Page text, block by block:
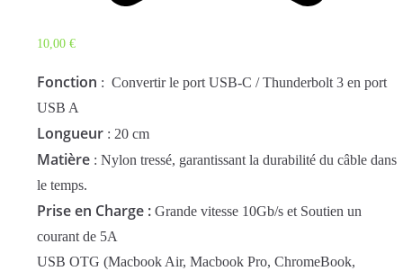
10,00 €
Fonction : Convertir le port USB-C / Thunderbolt 3 en port
USB A
Longueur : 20 cm
Matière : Nylon tressé, garantissant la durabilité du câble dans
le temps.
Prise en Charge : Grande vitesse 10Gb/s et Soutien un
courant de 5A
USB OTG (Macbook Air, Macbook Pro, ChromeBook,